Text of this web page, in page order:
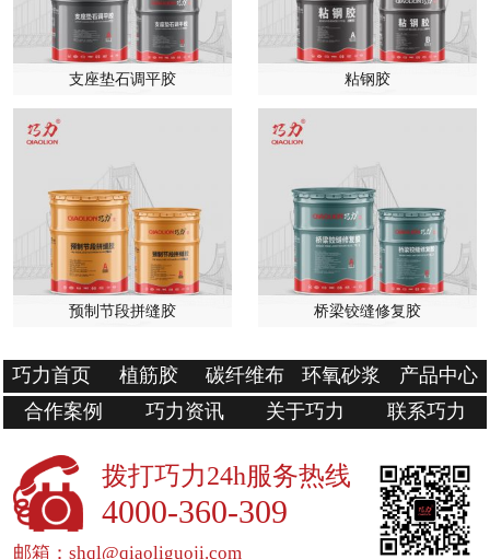
支座垫石调平胶 粘钢胶
预制节段拼缝胶 桥梁铰缝修复胶
巧力首页 植筋胶 碳纤维布 环氧砂浆
产品中心
合作案例
巧力资讯 关于巧力 联系巧力
拨打巧力24h服务热线
4000-360-309
邮箱：shql@qiaoliguoji.com